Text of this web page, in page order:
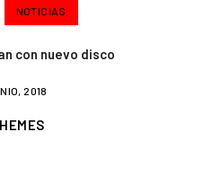
NOTICIAS
con nuevo disco
2018